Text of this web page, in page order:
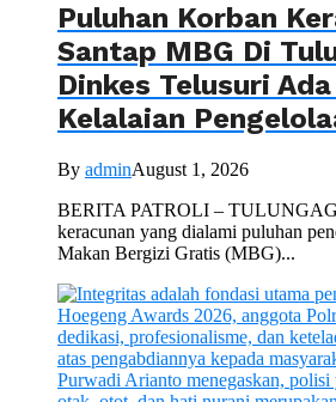
Puluhan Korban
Santap MBG Di
Dinkes Telusuri
Kelalaian
By adminAugust 1, 2026
BERITA PATROLI –
keracunan yang dialami puluhan
Makan Bergizi Gratis (MBG)...